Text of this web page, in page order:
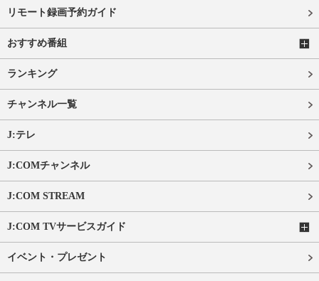
リモート録画予約ガイド
おすすめ番組
ランキング
チャンネル一覧
J:テレ
J:COMチャンネル
J:COM STREAM
J:COM TVサービスガイド
イベント・プレゼント